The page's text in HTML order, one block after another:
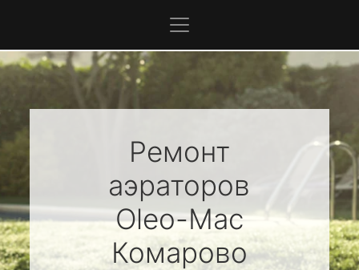
Ремонт
аэраторов
Oleo-Mac
Комарово